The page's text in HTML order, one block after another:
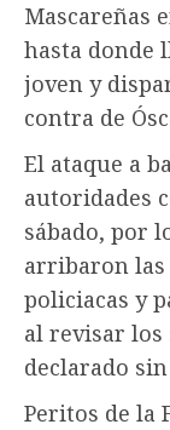
Mascareñas
hasta donde
joven y
contra de
El ataque a
autoridades
sábado, por
arribaron
policiacas y
al revisar los
declarado
Peritos de la